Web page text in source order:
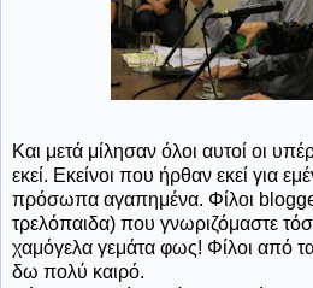
Και μετά μίλησαν όλοι αυτοί οι
εκεί. Εκείνοι που ήρθαν εκεί για
πρόσωπα αγαπημένα. Φίλοι
τρελόπαιδα) που γνωριζόμαστε
χαμόγελα γεμάτα φως! Φίλοι από
δω πολύ καιρό.